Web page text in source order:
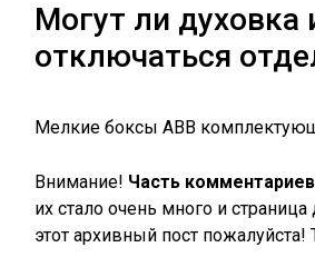
Могут ли духовка
отключаться
Мелкие боксы ABB
Внимание! Часть
их стало очень много и
этот архивный пост